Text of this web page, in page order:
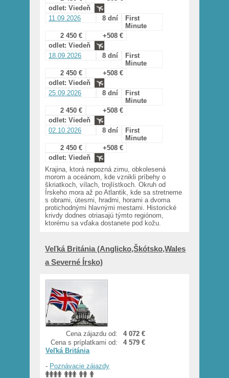
odlet: Viedeň
11.09.2026
8 dní
First
Minute
2 450 €
+508 €
odlet: Viedeň
18.09.2026
8 dní
First
Minute
2 450 €
+508 €
odlet: Viedeň
25.09.2026
8 dní
First
Minute
2 450 €
+508 €
odlet: Viedeň
02.10.2026
8 dní
First
Minute
2 450 €
+508 €
odlet: Viedeň
Krajina, ktorá nepozná zimu, obkolesená
morom a oceánom, kde vznikli príbehy o
škriatkoch, vílach, trojlístkoch. Okruh od
Írskeho mora až po Atlantik, kde sa stretneme
s obrami, útesmi, hradmi, horami a dvoma
protichodnými hlavnými mestami. Historické
krivdy dodnes otriasajú týmto regiónom,
ktorému sa vďaka dostanete pod kožu.
Veľká Británia (Anglicko,Škótsko,Wales
a Severné Írsko)
Cena zájazdu od:
4 072 €
Cena s príplatkami od:
4 579 €
Veľká Británia
- Poznávacie zájazdy